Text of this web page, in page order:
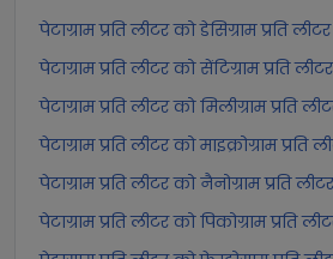
पेटाग्राम प्रति लीटर को डेसिग्राम प्रति
पेटाग्राम प्रति लीटर को सेंटिग्राम प्रति
पेटाग्राम प्रति लीटर को मिलीग्राम प्रति
पेटाग्राम प्रति लीटर को माइक्रोग्राम प्रति
पेटाग्राम प्रति लीटर को नैनोग्राम प्रति
पेटाग्राम प्रति लीटर को पिकोग्राम प्रति